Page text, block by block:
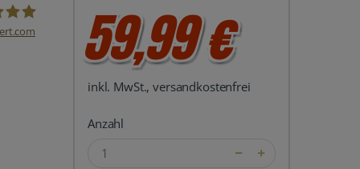
59,99 €
inkl. MwSt., versandkostenfrei
Anzahl